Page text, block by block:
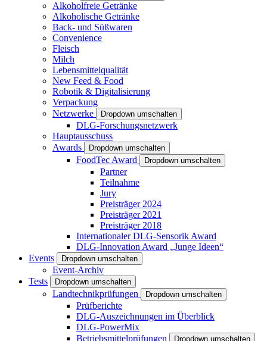
Alkoholfreie Getränke
Alkoholische Getränke
Back- und Süßwaren
Convenience
Fleisch
Milch
Lebensmittelqualität
New Feed & Food
Robotik & Digitalisierung
Verpackung
Netzwerke
Dropdown umschalten
DLG-Forschungsnetzwerk
Hauptausschuss
Awards
Dropdown umschalten
FoodTec Award Dropdown umschalten
Partner
Teilnahme
Jury
Preisträger 2024
Preisträger 2021
Preisträger 2018
Internationaler DLG-Sensorik Award
DLG-Innovation Award „Junge Ideen“
Events
Dropdown umschalten
Event-Archiv
Tests
Dropdown umschalten
Landtechnikprüfungen Dropdown umschalten
Prüfberichte
DLG-Auszeichnungen im Überblick
DLG-PowerMix
Betriebsmittelprüfungen
Dropdown umschalten